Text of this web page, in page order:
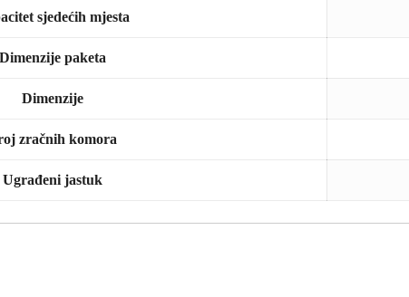
sjedećih mjesta
Dimenzije paketa
Dimenzije
zračnih komora
Ugrađeni jastuk